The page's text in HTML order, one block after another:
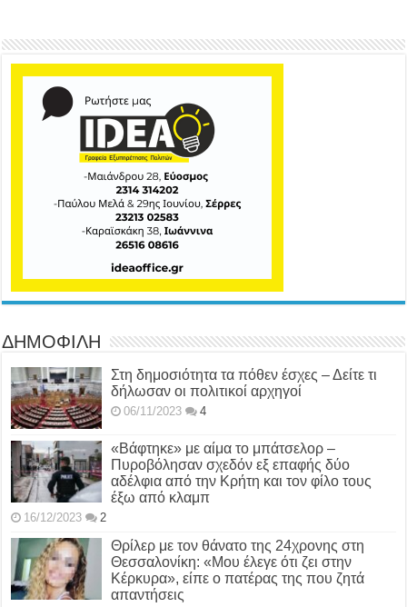
ΔΗΜΟΦΙΛΗ
Στη δημοσιότητα τα πόθεν έσχες – Δείτε τι
δήλωσαν οι πολιτικοί αρχηγοί
06/11/2023 4
«Βάφτηκε» με αίμα το μπάτσελορ –
Πυροβόλησαν σχεδόν εξ επαφής δύο
αδέλφια από την Κρήτη και τον φίλο τους
έξω από κλαμπ
16/12/2023 2
Θρίλερ με τον θάνατο της 24χρονης στη
Θεσσαλονίκη: «Μου έλεγε ότι ζει στην
Κέρκυρα», είπε ο πατέρας της που ζητά
απαντήσεις